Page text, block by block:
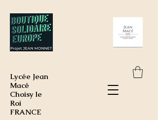
Lycée Jean
Macé
Choisy le
Roi
FRANCE